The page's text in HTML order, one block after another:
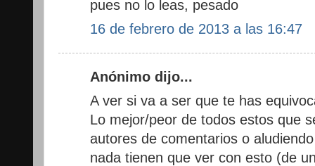
pues no lo leas, pesado
16 de febrero de 2013 a las 16:47
Anónimo dijo...
A ver si va a ser que te has
Lo mejor/peor de todos estos que
autores de comentarios o
nada tienen que ver con esto (de